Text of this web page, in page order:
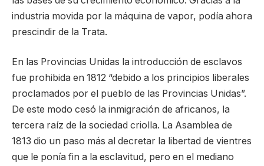
industria movida por la máquina de vapor, podía ahora
prescindir de la Trata.
En las Provincias Unidas la introducción de esclavos
fue prohibida en 1812 “debido a los principios liberales
proclamados por el pueblo de las Provincias Unidas”.
De este modo cesó la inmigración de africanos, la
tercera raíz de la sociedad criolla. La Asamblea de
1813 dio un paso más al decretar la libertad de vientres
que le ponía fin a la esclavitud, pero en el mediano